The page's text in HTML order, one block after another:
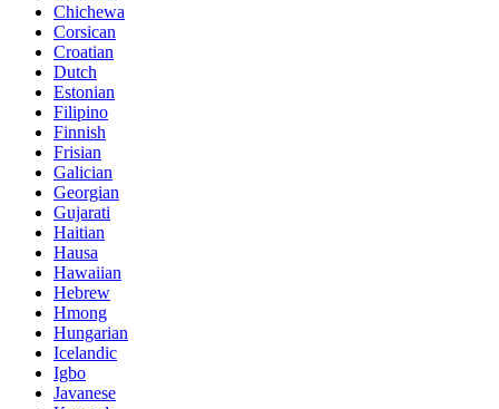
Chichewa
Corsican
Croatian
Dutch
Estonian
Filipino
Finnish
Frisian
Galician
Georgian
Gujarati
Haitian
Hausa
Hawaiian
Hebrew
Hmong
Hungarian
Icelandic
Igbo
Javanese